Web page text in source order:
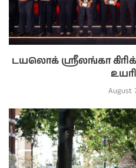
டயலொக் ஸ்ரீலங்கா
August